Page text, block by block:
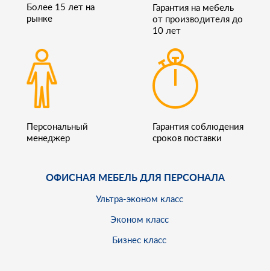
Более 15 лет на
рынке
Гарантия на мебель
от производителя до
10 лет
Персональный
менеджер
Гарантия соблюдения
сроков поставки
ОФИСНАЯ МЕБЕЛЬ ДЛЯ ПЕРСОНАЛА
Ультра-эконом класс
Эконом класс
Бизнес класс